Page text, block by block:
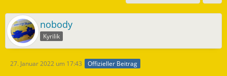
nobody
Kyrilik
27. Januar 2022 um 17:43 Offizieller Beitrag